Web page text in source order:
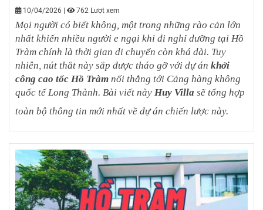
10/04/2026 | 762 Lượt xem
Mọi người có biết không, một trong những rào cản lớn
nhất khiến nhiều người e ngại khi đi nghỉ dưỡng tại Hồ
Tràm chính là thời gian di chuyển còn khá dài. Tuy
nhiên, nút thắt này sắp được tháo gỡ với dự án khởi
công cao tốc Hồ Tràm nối thẳng tới Cảng hàng không
quốc tế Long Thành. Bài viết này Huy Villa sẽ tổng hợp
toàn bộ thông tin mới nhất về dự án chiến lược này.